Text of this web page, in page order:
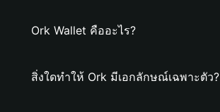
Ork Wallet คืออะไร?
สิ่งใดทำให้ Ork มีเอกลักษณ์เฉพาะตัว?